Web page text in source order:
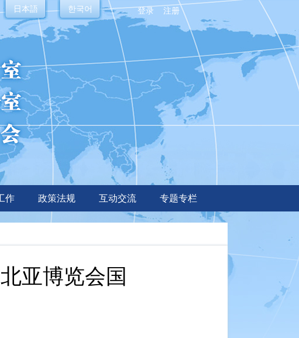
登录 注册
日本語 한국어
作 政策法规 互动交流 专题专栏
亚博览会国